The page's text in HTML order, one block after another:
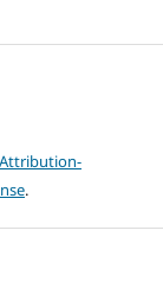
.